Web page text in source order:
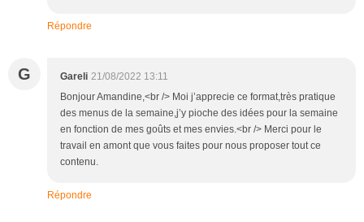
Répondre
G Gareli 21/08/2022 13:11
Bonjour Amandine,<br /> Moi j’apprecie ce format,très pratique
des menus de la semaine,j’y pioche des idées pour la semaine
en fonction de mes goûts et mes envies.<br /> Merci pour le
travail en amont que vous faites pour nous proposer tout ce
contenu.
Répondre